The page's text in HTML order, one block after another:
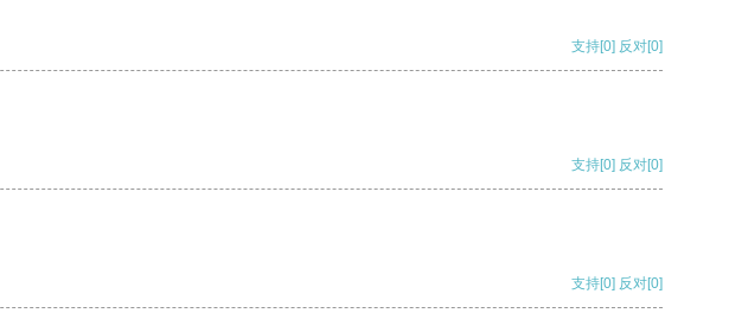
支持[0] 反对[0]
支持[0] 反对[0]
支持[0] 反对[0]